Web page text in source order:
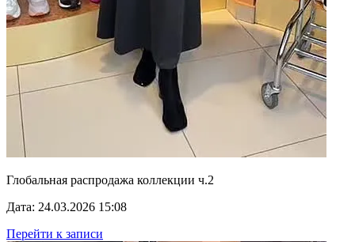
Глобальная распродажа коллекции ч.2
Дата: 24.03.2026 15:08
Перейти к записи